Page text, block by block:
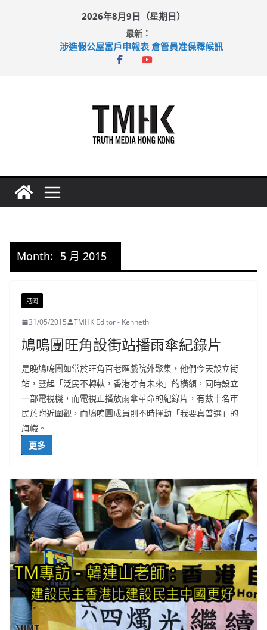
2026年8月9日（星期日）
最新：
涉造假公屋富戶申報表 倉管員准保釋候訊
Month: 5 月 2015
港聞
31/05/2015 TMHK Editor - Kenneth
鳩嗚團旺角設街站播雨傘紀錄片
是晚鳩嗚團如常於旺角百老匯戲院外聚集，他們今天設立街
站，豎起「泛民不轉軚，香港才有未來」的橫額，同時設立
一部電視機，而電視正播放雨傘革命的紀錄片，有數十名市
民於附近圍觀，而鳩嗚團成員則不時揮動「我要真普選」的
旗幟。
更多